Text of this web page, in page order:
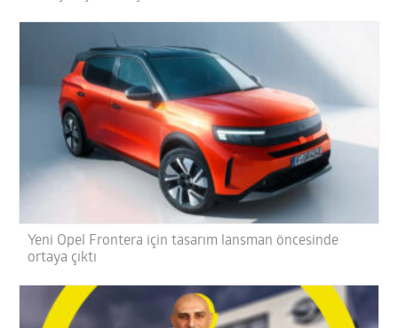
Yeni Opel Frontera için tasarım lansman öncesinde
ortaya çıktı